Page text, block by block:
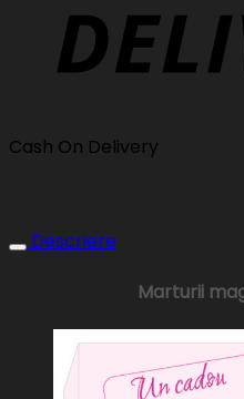
Cash On Delivery
Descriere
Marturii